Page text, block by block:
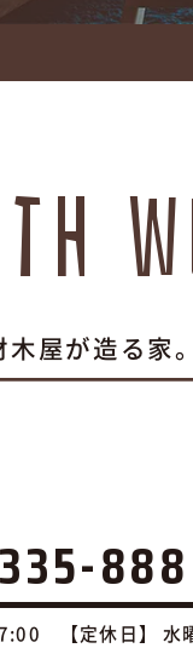
木屋が造る家
888
【定休日】 水